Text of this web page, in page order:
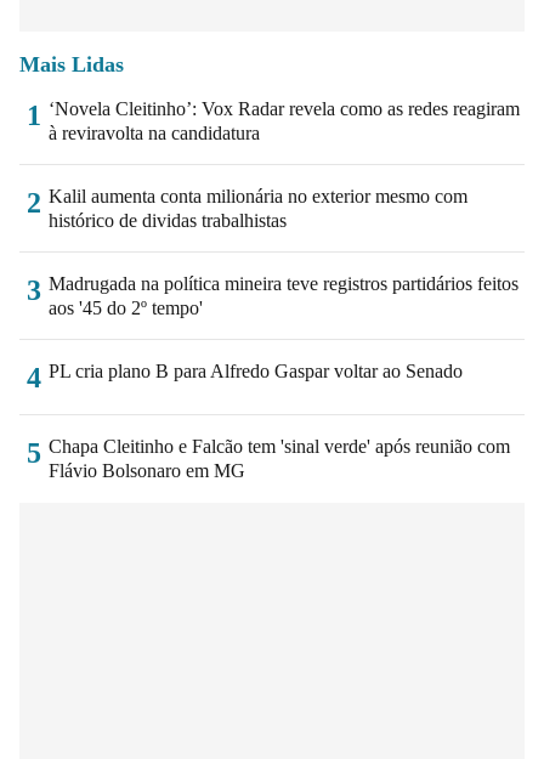
Mais Lidas
1 ‘Novela Cleitinho’: Vox Radar revela como as redes reagiram
à reviravolta na candidatura
2 Kalil aumenta conta milionária no exterior mesmo com
histórico de dividas trabalhistas
3 Madrugada na política mineira teve registros partidários feitos
aos '45 do 2º tempo'
4 PL cria plano B para Alfredo Gaspar voltar ao Senado
5 Chapa Cleitinho e Falcão tem 'sinal verde' após reunião com
Flávio Bolsonaro em MG